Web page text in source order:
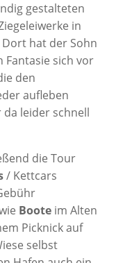
gestalteten
in
hat der Sohn
sich vor
den
aufleben
da leider schnell
die Tour
/ Kettcars
Booteim Alten
Picknick auf
selbst